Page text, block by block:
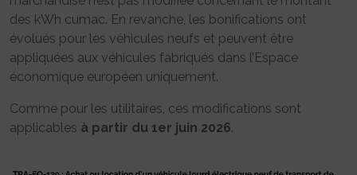
des kWh cumac. En revanche, les bonifications ont
évolués pour les véhicules neufs et peuvent être
appliquées aux véhicules fabriqués dans l’Espace
économique européen uniquement.
Comme pour les utilitaires, ces modifications sont
applicables à partir du 1er juin 2026.